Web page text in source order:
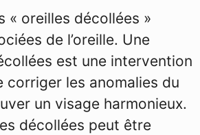
« oreilles décollées »
de l’oreille. Une
est une intervention
les anomalies du
un visage harmonieux.
décollées peut être